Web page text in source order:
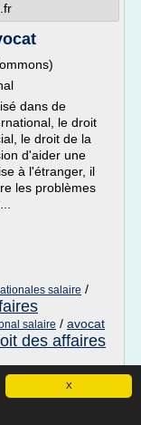
X
dans de
le droit
le droit de la
d'aider une
à l'étranger, il
les problèmes
salaire /
salaire / avocat
des affaires
des